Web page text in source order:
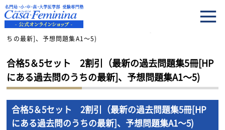
HOME
合格5＆5セット 2割引（最新の過去問題集5冊[HPにある過去問のう
ちの最新]、予想問題集A1～5)
合格5＆5セット 2割引（最新の過去問題集5冊[HP
にある過去問のうちの最新]、予想問題集A1～5)
合格5＆5セット 2割引（最新の過去問題集5冊[HP
にある過去問のうちの最新]、予想問題集A1～5)